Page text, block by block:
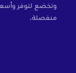
وتخضع لتوفر
منفصلة.